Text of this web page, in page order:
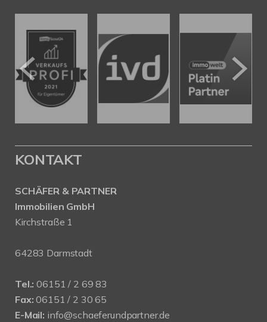
KONTAKT
SCHÄFER & PARTNER
Immobilien GmbH
Kirchstraße 1
64283 Darmstadt
Tel.: 06151 / 2 69 83
Fax: 06151 / 2 30 65
E-Mail: info@schaeferundpartner.de